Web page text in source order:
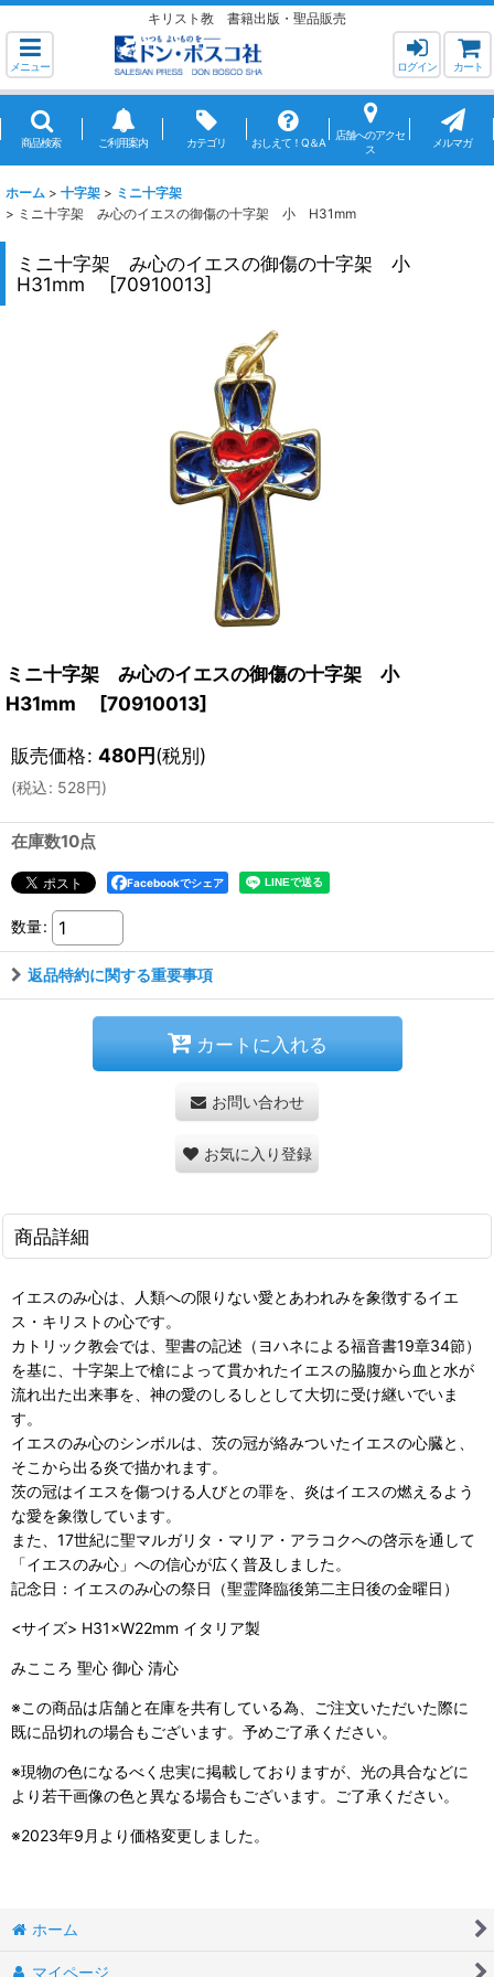
キリスト教 書籍出版・聖品販売
メニュー ログイン カート
商品検索 ご利用案内 カテゴリ おしえて！Q＆A
店舗へのアクセ
ス
メルマガ
ホーム > 十字架 > ミニ十字架
> ミニ十字架 み心のイエスの御傷の十字架 小 H31mm
ミニ十字架 み心のイエスの御傷の十字架 小
H31mm
[70910013]
ミニ十字架 み心のイエスの御傷の十字架 小
H31mm
[70910013]
販売価格: 480円(税別)
(税込: 528円)
在庫数10点
Facebookでシェア
数量:
返品特約に関する重要事項
カートに入れる
お問い合わせ
お気に入り登録
商品詳細
イエスのみ心は、人類への限りない愛とあわれみを象徴するイエ
ス・キリストの心です。
カトリック教会では、聖書の記述（ヨハネによる福音書19章34節）
を基に、十字架上で槍によって貫かれたイエスの脇腹から血と水が
流れ出た出来事を、神の愛のしるしとして大切に受け継いでいま
す。
イエスのみ心のシンボルは、茨の冠が絡みついたイエスの心臓と、
そこから出る炎で描かれます。
茨の冠はイエスを傷つける人びとの罪を、炎はイエスの燃えるよう
な愛を象徴しています。
また、17世紀に聖マルガリタ・マリア・アラコクへの啓示を通して
「イエスのみ心」への信心が広く普及しました。
記念日：イエスのみ心の祭日（聖霊降臨後第二主日後の金曜日）
<サイズ> H31×W22mm イタリア製
みこころ 聖心 御心 清心
※この商品は店舗と在庫を共有している為、ご注文いただいた際に
既に品切れの場合もございます。予めご了承ください。
※現物の色になるべく忠実に掲載しておりますが、光の具合などに
より若干画像の色と異なる場合もございます。ご了承ください。
※2023年9月より価格変更しました。
ホーム
マイページ